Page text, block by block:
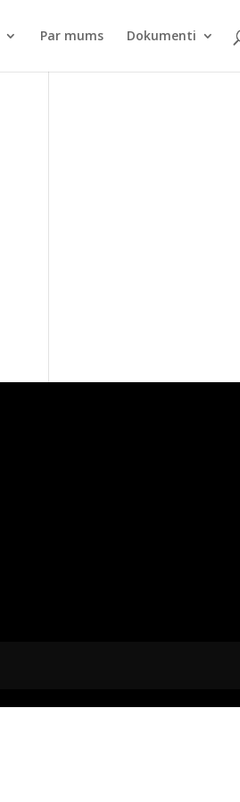
Par mums Dokumenti